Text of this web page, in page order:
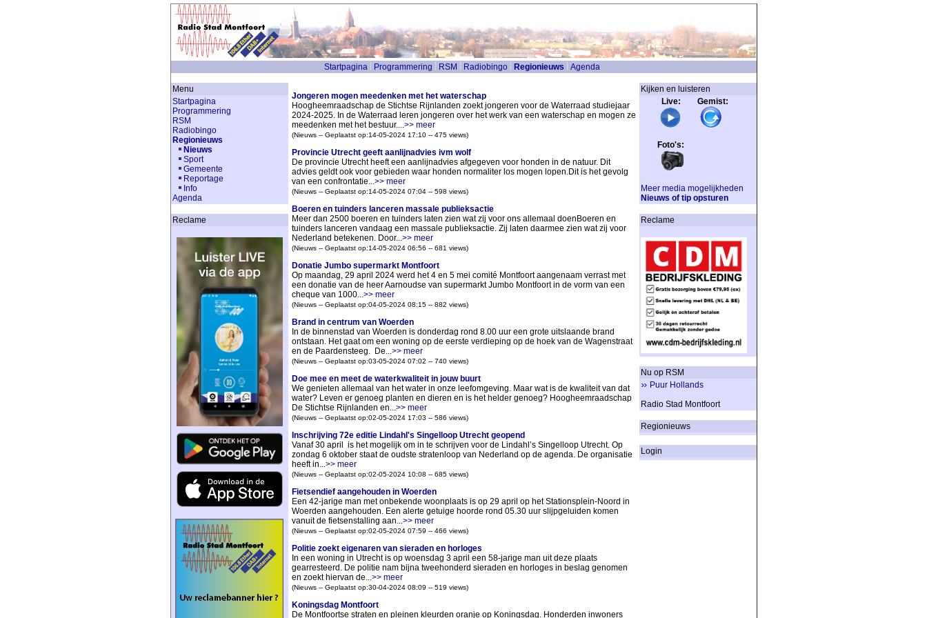
Startpagina Programmering RSM Radiobingo Regionieuws Agenda
Menu
Startpagina
Programmering
RSM
Radiobingo
Regionieuws
Nieuws
Sport
Gemeente
Reportage
Info
Agenda
Reclame
Jongeren mogen meedenken met het waterschap
Hoogheemraadschap de Stichtse Rijnlanden zoekt jongeren voor de Waterraad studiejaar
2024-2025. In de Waterraad leren jongeren over het werk van een waterschap en mogen ze
meedenken met het bestuur....>> meer
(Nieuws -- Geplaatst op:14-05-2024 17:10 -- 475 views)
Provincie Utrecht geeft aanlijnadvies ivm wolf
De provincie Utrecht heeft een aanlijnadvies afgegeven voor honden in de natuur. Dit
advies geldt ook voor gebieden waar honden normaliter los mogen lopen.Dit is het gevolg
van een confrontatie...>> meer
(Nieuws -- Geplaatst op:14-05-2024 07:04 -- 598 views)
Boeren en tuinders lanceren massale publieksactie
Meer dan 2500 boeren en tuinders laten zien wat zij voor ons allemaal doenBoeren en
tuinders lanceren vandaag een massale publieksactie. Zij laten daarmee zien wat zij voor
Nederland betekenen. Door...>> meer
(Nieuws -- Geplaatst op:14-05-2024 06:56 -- 681 views)
Donatie Jumbo supermarkt Montfoort
Op maandag, 29 april 2024 werd het 4 en 5 mei comité Montfoort aangenaam verrast met
een donatie van de heer Aarnoudse van supermarkt Jumbo Montfoort in de vorm van een
cheque van 1000...>> meer
(Nieuws -- Geplaatst op:04-05-2024 08:15 -- 882 views)
Brand in centrum van Woerden
In de binnenstad van Woerden is donderdag rond 8.00 uur een grote uitslaande brand
ontstaan. Het gaat om een woning op de eerste verdieping op de hoek van de Wagenstraat
en de Paardensteeg. De...>> meer
(Nieuws -- Geplaatst op:03-05-2024 07:02 -- 740 views)
Doe mee en meet de waterkwaliteit in jouw buurt
We genieten allemaal van het water in onze leefomgeving. Maar wat is de kwaliteit van dat
water? Leven er genoeg planten en dieren en is het helder genoeg? Hoogheemraadschap
De Stichtse Rijnlanden en...>> meer
(Nieuws -- Geplaatst op:02-05-2024 17:03 -- 586 views)
Inschrijving 72e editie Lindahl's Singelloop Utrecht geopend
Vanaf 30 april is het mogelijk om in te schrijven voor de Lindahl’s Singelloop Utrecht. Op
zondag 6 oktober staat de oudste stratenloop van Nederland op de agenda. De organisatie
heeft in...>> meer
(Nieuws -- Geplaatst op:02-05-2024 10:08 -- 685 views)
Fietsendief aangehouden in Woerden
Een 42-jarige man met onbekende woonplaats is op 29 april op het Stationsplein-Noord in
Woerden aangehouden. Een alerte getuige hoorde rond 05.30 uur slijpgeluiden komen
vanuit de fietsenstalling aan...>> meer
(Nieuws -- Geplaatst op:02-05-2024 07:59 -- 466 views)
Politie zoekt eigenaren van sieraden en horloges
In een woning in Utrecht is op woensdag 3 april een 58-jarige man uit deze plaats
gearresteerd. De politie nam bijna tweehonderd sieraden en horloges in beslag genomen
en zoekt hiervan de...>> meer
(Nieuws -- Geplaatst op:30-04-2024 08:09 -- 519 views)
Koningsdag Montfoort
De Montfoortse straten en pleinen kleurden oranje op Koningsdag. Honderden inwoners
Kijken en luisteren
Live: Gemist:
Foto's:
Meer media mogelijkheden
Nieuws of tip opsturen
Reclame
Nu op RSM
Puur Hollands
Radio Stad Montfoort
Regionieuws
Login